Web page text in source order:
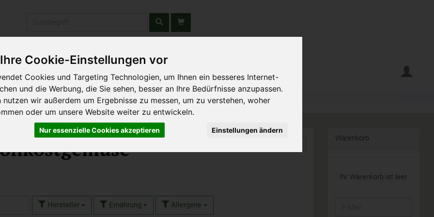
Cookie-Einstellungen vor
Cookies und Targeting Technologien, um Ihnen ein besseres Internet-
und die Werbung, die Sie sehen, besser an Ihre Bedürfnisse anzupassen.
nutzen wir außerdem um Ergebnisse zu messen, um zu verstehen, woher
oder um unsere Website weiter zu entwickeln.
Nur essenzielle Cookies akzeptieren Einstellungen ändern
& Schulen Liefergebiet Wochenmarkt
Hersteller Ernährung Allergene
Warenkorb
Ihr Warenkorb ist leer.